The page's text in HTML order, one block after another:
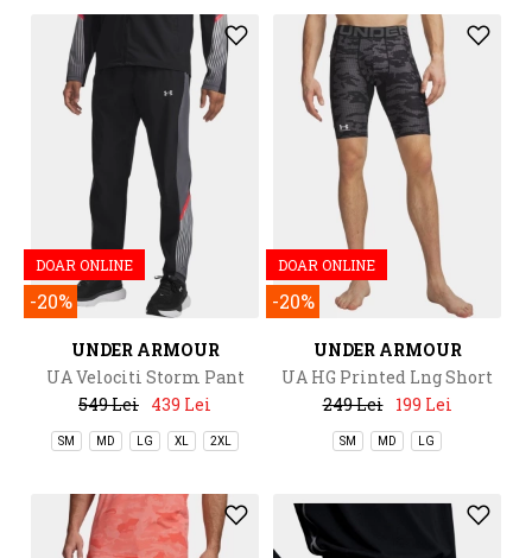
DOAR ONLINE
-20%
UNDER ARMOUR
UA Velociti Storm Pant
549 Lei 439 Lei
SM MD LG XL 2XL
DOAR ONLINE
-20%
UNDER ARMOUR
UA HG Printed Lng Short
249 Lei
199 Lei
SM MD LG